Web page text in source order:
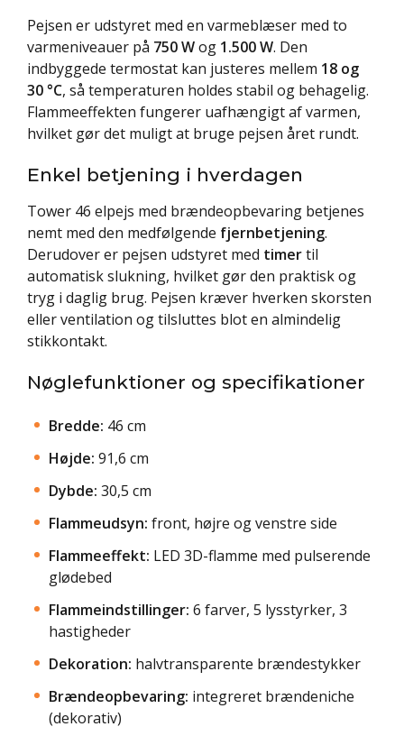
Pejsen er udstyret med en varmeblæser med to
varmeniveauer på 750 Wog 1.500 W. Den
indbyggede termostat kan justeres mellem 18 og
30 °C, så temperaturen holdes stabil og behagelig.
Flammeeffekten fungerer uafhængigt af varmen,
hvilket gør det muligt at bruge pejsen året rundt.
Enkel betjening i hverdagen
Tower 46 elpejs med brændeopbevaring betjenes
nemt med den medfølgende fjernbetjening.
Derudover er pejsen udstyret med timertil
automatisk slukning, hvilket gør den praktisk og
tryg i daglig brug. Pejsen kræver hverken skorsten
eller ventilation og tilsluttes blot en almindelig
stikkontakt.
Nøglefunktioner og specifikationer
Bredde: 46 cm
Højde: 91,6 cm
Dybde: 30,5 cm
Flammeudsyn: front, højre og venstre side
Flammeeffekt: LED 3D-flamme med pulserende
glødebed
Flammeindstillinger: 6 farver, 5 lysstyrker, 3
hastigheder
Dekoration: halvtransparente brændestykker
Brændeopbevaring: integreret brændeniche
(dekorativ)